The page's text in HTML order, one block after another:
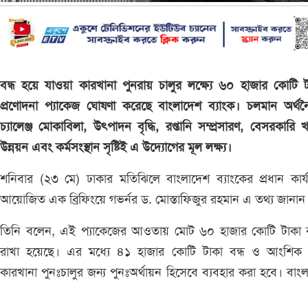
বন্ধ হয়ে যাওয়া কারখানা পুনরায় চালুর লক্ষ্যে ৬০ হাজার কোটি
প্রণোদনা প্যাকেজ ঘোষণা করেছে বাংলাদেশ ব্যাংক। চলমান
চ্যালেঞ্জ মোকাবিলা, উৎপাদন বৃদ্ধি, রপ্তানি সম্প্রসারণ, বেসরকারি
উন্নয়ন এবং কর্মসংস্থান সৃষ্টিই এ উদ্যোগের মূল লক্ষ্য।
শনিবার (২৩ মে) ঢাকার মতিঝিলে বাংলাদেশ ব্যাংকের প্রধান
আয়োজিত এক ব্রিফিংয়ে গভর্নর ড. মোস্তাফিজুর রহমান এ তথ্য
তিনি বলেন, এই প্যাকেজের আওতায় মোট ৬০ হাজার কোটি টাকা
রাখা হয়েছে। এর মধ্যে ৪১ হাজার কোটি টাকা বন্ধ ও
কারখানা পুনঃচালুর জন্য পুনঃঅর্থায়ন হিসেবে ব্যবহার করা হবে।